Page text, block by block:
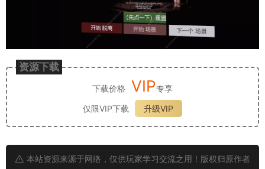
资源下载
下载价格 VIP专享
仅限VIP下载
升级VIP
本站资源来源于网络，仅供玩家学习交流之用！版权归原作者